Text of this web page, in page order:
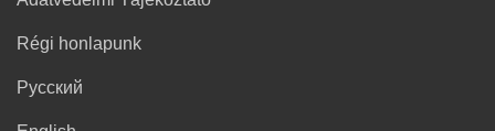
Régi honlapunk
Русский